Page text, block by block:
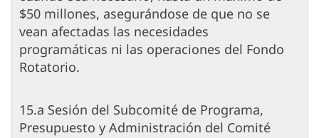
$50 millones, asegurándose de que no se
vean afectadas las necesidades
programáticas ni las operaciones del Fondo
Rotatorio.
15.a Sesión del Subcomité de Programa,
Presupuesto y Administración del Comité